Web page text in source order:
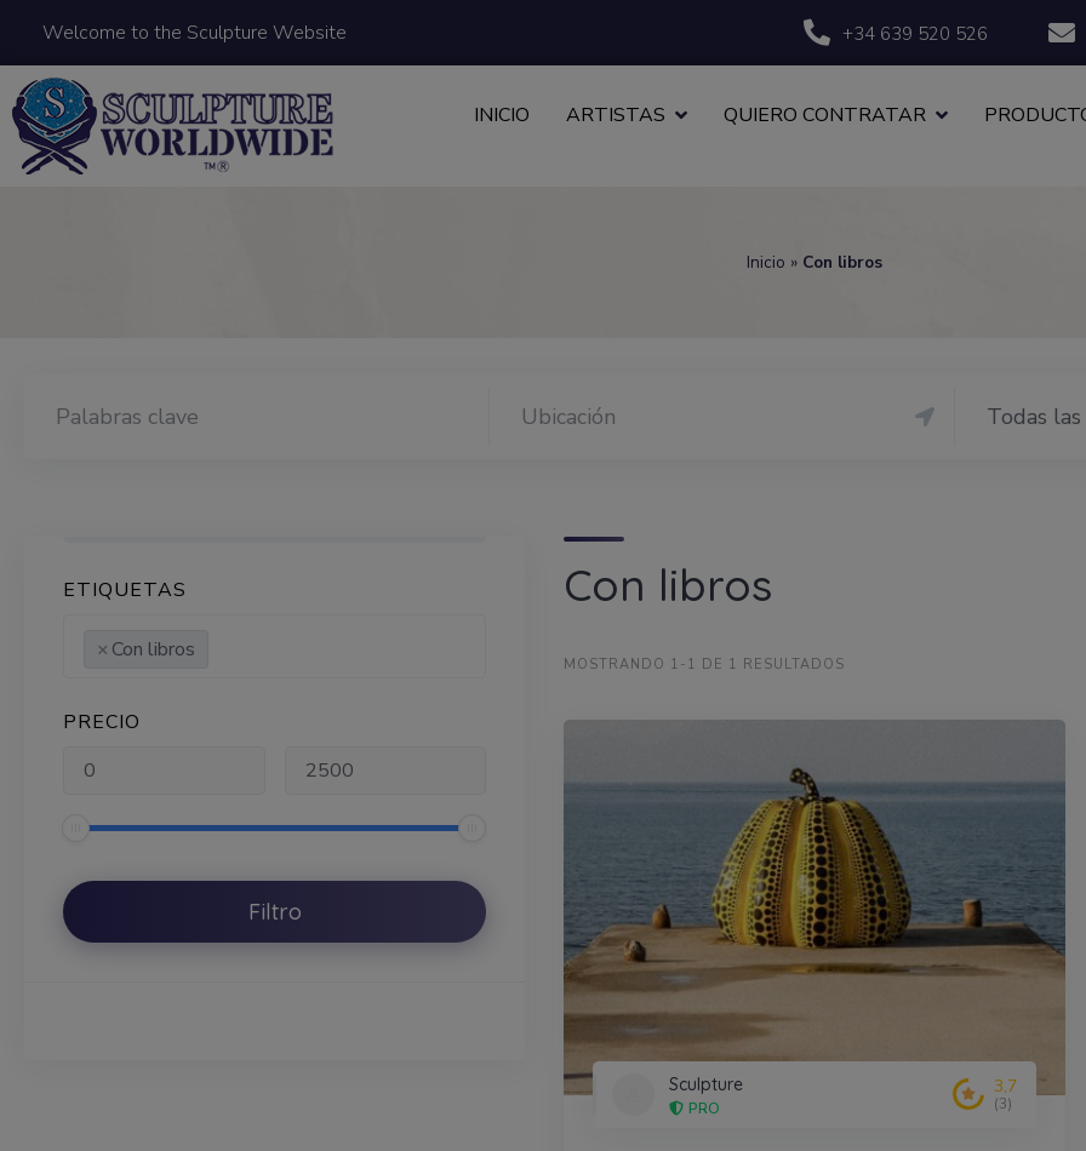
Welcome to the Sculpture Website +34 639 520 526
INICIO ARTISTAS QUIERO CONTRATAR
Inicio » Con libros
Todas
ETIQUETAS
× Con libros
PRECIO
Filtro
Con libros
MOSTRANDO 1-1 DE 1 RESULTADOS
Sculpture
PRO
3,7
(3)